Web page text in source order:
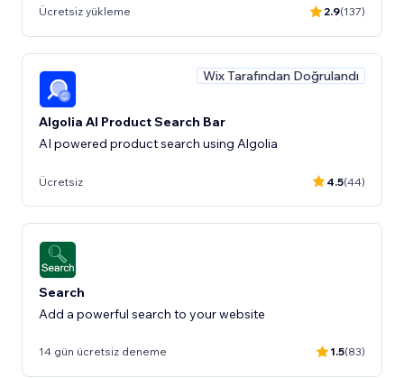
Ücretsiz yükleme 2.9(137)
Wix Tarafından Doğrulandı
Algolia AI Product Search Bar
AI powered product search using Algolia
Ücretsiz 4.5(44)
Search
Add a powerful search to your website
14 gün ücretsiz deneme 1.5(83)